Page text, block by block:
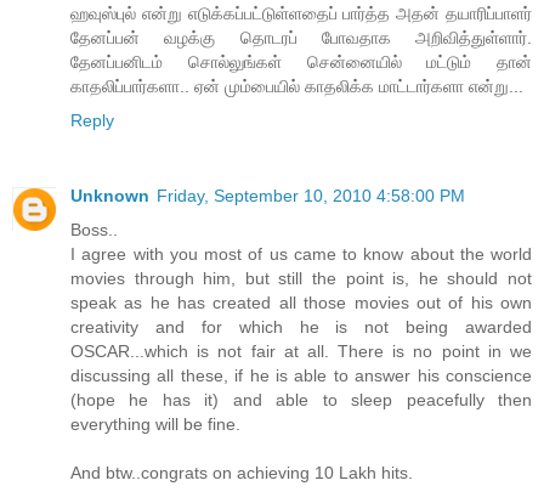
ஹவுஸ்புல் என்று எடுக்கப்பட்டுள்ளதைப் பார்த்த அதன் தயாரிப்பாளர்
தேனப்பன் வழக்கு தொடரப் போவதாக அறிவித்துள்ளார்.
தேனப்பனிடம் சொல்லுங்கள் சென்னையில் மட்டும் தான்
காதலிப்பார்களா.. ஏன் மும்பையில் காதலிக்க மாட்டார்களா என்று...
Reply
Unknown Friday, September 10, 2010 4:58:00 PM
Boss..
I agree with you most of us came to know about the world
movies through him, but still the point is, he should not
speak as he has created all those movies out of his own
creativity and for which he is not being awarded
OSCAR...which is not fair at all. There is no point in we
discussing all these, if he is able to answer his conscience
(hope he has it) and able to sleep peacefully then
everything will be fine.
And btw..congrats on achieving 10 Lakh hits.